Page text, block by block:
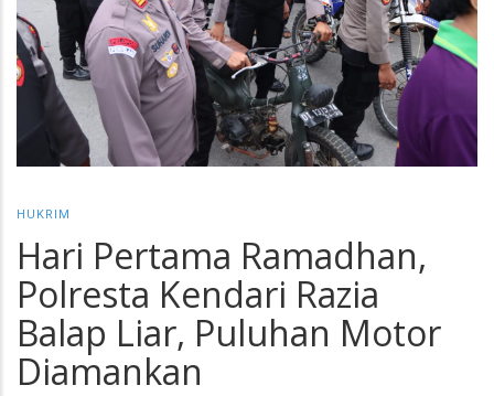
HUKRIM
Hari Pertama Ramadhan,
Polresta Kendari Razia
Balap Liar, Puluhan Motor
Diamankan